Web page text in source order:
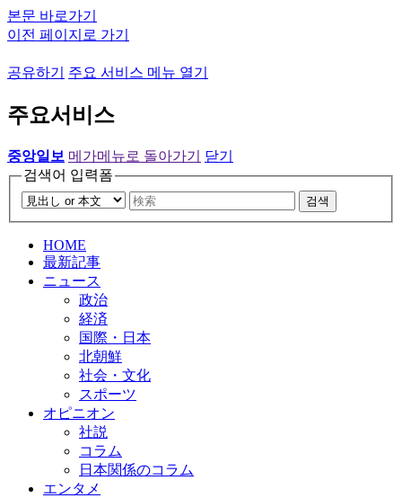
본문 바로가기
이전 페이지로 가기
공유하기 주요 서비스 메뉴 열기
주요서비스
중앙일보 메가메뉴로 돌아가기
닫기
검색어 입력폼
검색
HOME
最新記事
ニュース
政治
経済
国際・日本
北朝鮮
社会・文化
スポーツ
オピニオン
社説
コラム
日本関係のコラム
エンタメ